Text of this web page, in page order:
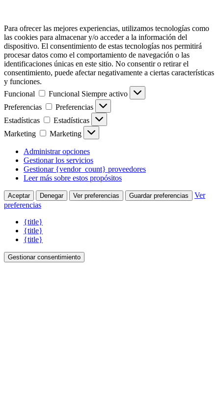
Para ofrecer las mejores experiencias, utilizamos tecnologías como
las cookies para almacenar y/o acceder a la información del
dispositivo. El consentimiento de estas tecnologías nos permitirá
procesar datos como el comportamiento de navegación o las
identificaciones únicas en este sitio. No consentir o retirar el
consentimiento, puede afectar negativamente a ciertas características
y funciones.
Funcional
Funcional Siempre activo
Preferencias
Preferencias
Estadísticas
Estadísticas
Marketing
Marketing
Administrar opciones
Gestionar los servicios
Gestionar {vendor_count} proveedores
Leer más sobre estos propósitos
Aceptar Denegar Ver preferencias Guardar preferencias
Ver
preferencias
{title}
{title}
{title}
Gestionar consentimiento